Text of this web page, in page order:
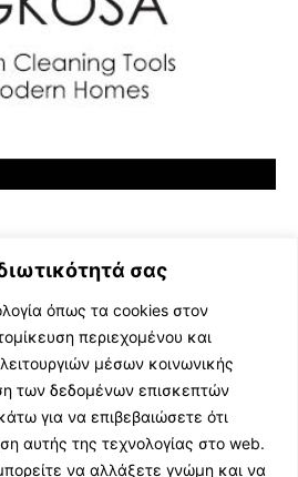
σας
όπως τα cookies στον
περιεχομένου και
μέσων κοινωνικής
των δεδομένων επισκεπτών
για να επιβεβαιώσετε ότι
αυτής της τεχνολογίας στο web.
να αλλάξετε γνώμη και να